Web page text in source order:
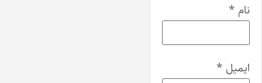
نام *
ایمیل *